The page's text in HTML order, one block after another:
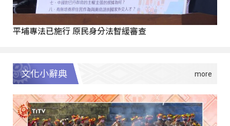
平埔專法已施行 原民身分法暫緩審查
文化小辭典